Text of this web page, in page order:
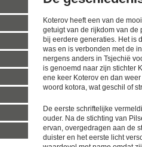
Koterov heeft een van de
getuigt van de rijkdom van
bij eerdere generaties. Het is
was en is verbonden met de
nergens anders in Tsjechië
is genoemd naar zijn stichter
ene keer Koterov en dan
woord kotora, wat geschil of
De eerste schriftelijke
ouder. Na de stichting van
ervan, overgedragen aan de
duister en het eerste licht